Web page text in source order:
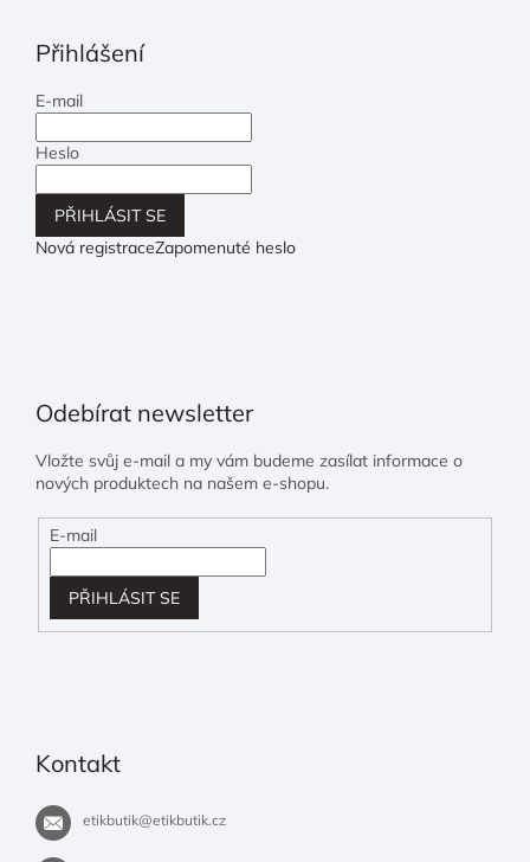
Přihlášení
E-mail
Heslo
PŘIHLÁSIT SE
Nová registraceZapomenuté heslo
Odebírat newsletter
Vložte svůj e-mail a my vám budeme zasílat informace o
nových produktech na našem e-shopu.
E-mail
PŘIHLÁSIT SE
Kontakt
etikbutik@etikbutik.cz